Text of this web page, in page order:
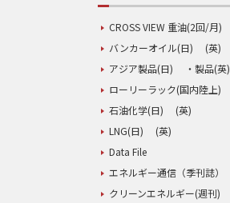
CROSS VIEW 重油(2回/月)
バンカーオイル(日)
(英)
アジア製品(日)
・製品(英)
ローリーラック(国内陸上)
石油化学(日)
(英)
LNG(日)
(英)
Data File
エネルギー通信（季刊誌）
クリーンエネルギー(週刊)